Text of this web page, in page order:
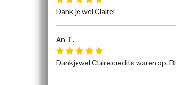
Dank je wel Claire!
An T.
Dankjewel Claire,credits waren op.